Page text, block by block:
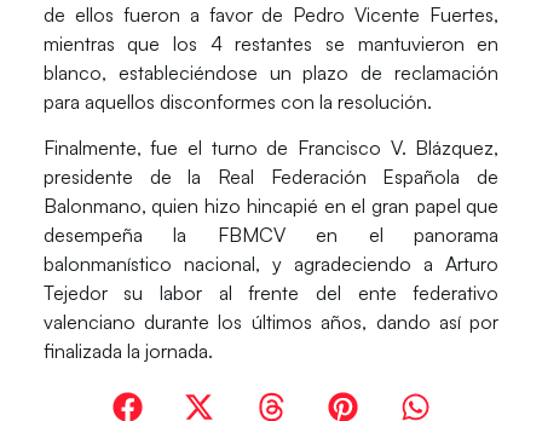
de ellos fueron a favor de Pedro Vicente Fuertes,
mientras que los 4 restantes se mantuvieron en
blanco, estableciéndose un plazo de reclamación
para aquellos disconformes con la resolución.
Finalmente, fue el turno de Francisco V. Blázquez,
presidente de la Real Federación Española de
Balonmano, quien hizo hincapié en el gran papel que
desempeña la FBMCVen el panorama
balonmanístico nacional, y agradeciendo aArturo
Tejedorsu labor al frente del ente federativo
valenciano durante los últimos años, dando así por
finalizada la jornada.